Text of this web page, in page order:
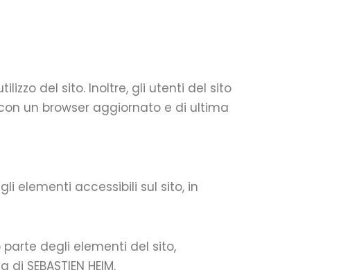
del sito. Inoltre, gli utenti del sito
un browser aggiornato e di ultima
elementi accessibili sul sito, in
degli elementi del sito,
HEIM.